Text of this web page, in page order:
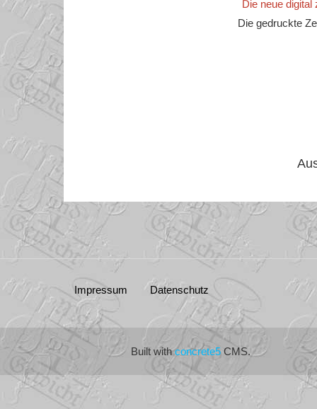
Die neue
Die gedruckte
Impressum Datenschutz
Built withconcrete5CMS.